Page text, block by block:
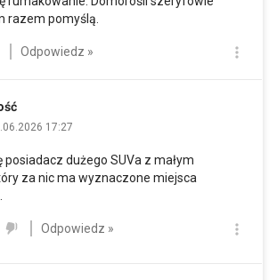
razem pomyślą.
Odpowiedz »
17:27
posiadacz dużego SUVa z małym
za nic ma wyznaczone miejsca
Odpowiedz »